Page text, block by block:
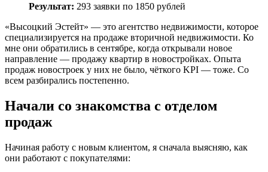
Результат: 293 заявки по 1850 рублей
«Высоцкий Эстейт» — это агентство недвижимости, которое
специализируется на продаже вторичной недвижимости. Ко
мне они обратились в сентябре, когда открывали новое
направление — продажу квартир в новостройках. Опыта
продаж новостроек у них не было, чёткого KPI — тоже. Со
всем разбирались постепенно.
Начали со знакомства с отделом
продаж
Начиная работу с новым клиентом, я сначала выясняю, как
они работают с покупателями: